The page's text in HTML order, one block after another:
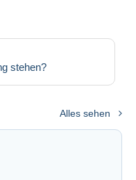
stehen?
Alles sehen